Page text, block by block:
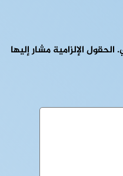
الحقول الإلزامية مشار إليها